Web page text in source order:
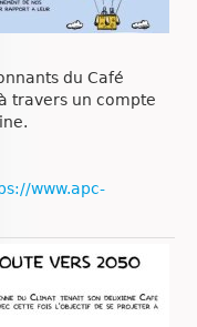
du Café
travers un compte
www.apc-